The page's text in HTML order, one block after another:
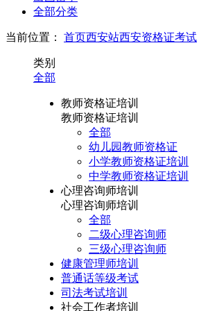
全部分类
当前位置： 首页西安站西安资格证考试
类别
全部
教师资格证培训
教师资格证培训
全部
幼儿园教师资格证
小学教师资格证培训
中学教师资格证培训
心理咨询师培训
心理咨询师培训
全部
二级心理咨询师
三级心理咨询师
健康管理师培训
普通话等级考试
司法考试培训
社会工作者培训